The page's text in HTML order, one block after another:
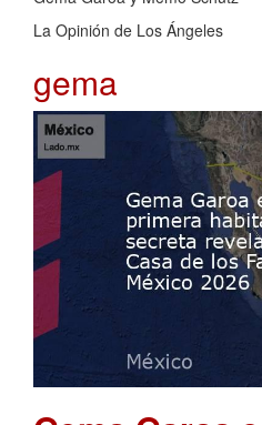
La Opinión de Los Ángeles
gema